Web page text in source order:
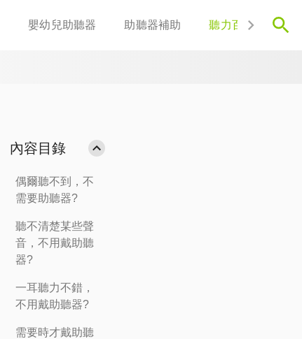
嬰幼兒助聽器 助聽器補助 聽力百科 聯
內容目錄
偶爾聽不到，不
需要助聽器?
聽不清楚某些聲
音，不用戴助聽
器?
一耳聽力不錯，
不用戴助聽器?
需要時才戴助聽